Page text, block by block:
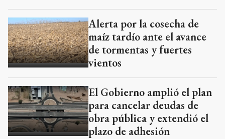
Alerta por la cosecha de
maíz tardío ante el avance
de tormentas y fuertes
vientos
El Gobierno amplió el plan
para cancelar deudas de
obra pública y extendió el
plazo de adhesión